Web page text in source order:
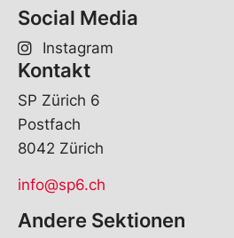
Social Media
Instagram
Kontakt
SP Zürich 6
Postfach
8042 Zürich
info@sp6.ch
Andere Sektionen